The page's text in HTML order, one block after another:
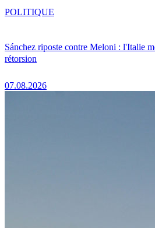
Sánchez riposte contre Meloni : l'Italie
rétorsion
07.08.2026
POLITIQUE